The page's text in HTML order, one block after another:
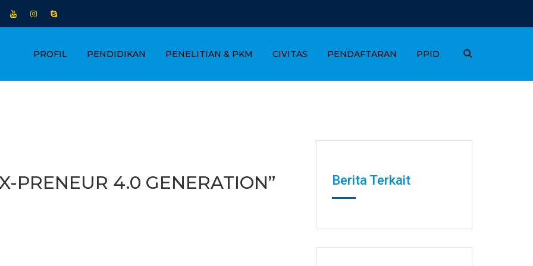
PROFIL PENDIDIKAN PENELITIAN & PKM CIVITAS PENDAFTARAN PPID
PRENEUR 4.0 GENERATION” Berita Terkait